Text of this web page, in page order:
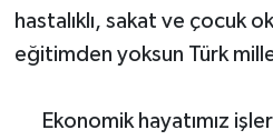
hastalıklı, sakat ve çocuk
eğitimden yoksun Türk
Ekonomik hayatımız